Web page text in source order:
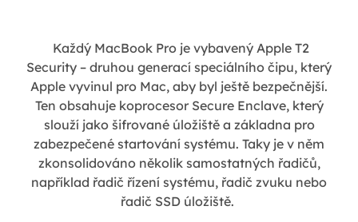
Každý MacBook Pro je vybavený Apple T2
Security – druhou generací speciálního čipu, který
Apple vyvinul pro Mac, aby byl ještě bezpečnější.
Ten obsahuje koprocesor Secure Enclave, který
slouží jako šifrované úložiště a základna pro
zabezpečené startování systému. Taky je v něm
zkonsolidováno několik samostatných řadičů,
například řadič řízení systému, řadič zvuku nebo
řadič SSD úložiště.